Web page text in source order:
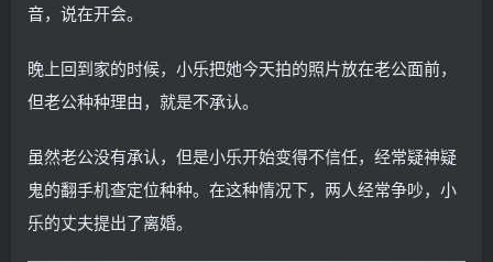
音，说在开会。
晚上回到家的时候，小乐把她今天拍的照片放在老公面前，
但老公种种理由，就是不承认。
虽然老公没有承认，但是小乐开始变得不信任，经常疑神疑
鬼的翻手机查定位种种。在这种情况下，两人经常争吵，小
乐的丈夫提出了离婚。